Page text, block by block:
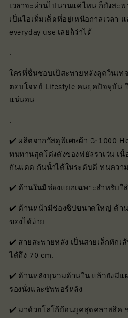
เวลาจะผ่านไปนานแค่ไหน ก็ยังสะ
เป็นไอเท็มเด็ดที่อยู่เหนือกาลเวลา
everyday use เลยก็ว่าได้
.
ใครที่ชื่นชอบเป้สะพายหลังลุควินเ
ตอบโจทย์ Lifestyle คนยุคปัจจุบัน
แน่นอน
.
✔️ ผลิตจากวัสดุพิเศษผ้า G-1000
ทนทานสุดโด่งดังของฟยัลราเว่น เ
กันแดด กันน้ำได้ในระดับดี ทนควา
✔️ ด้านในมีช่องแยกเฉพาะสำหรับใ
✔️ ด้านหน้ามีช่องซิปขนาดใหญ่ ด้าน
ของได้ง่าย
✔️ สายสะพายหลัง เป็นสายเล็กทักเ
ได้ถึง 70 cm.
✔️ ด้านหลังบุนวมด้านใน แล้วยังมีแผ่
รองนั่งและซัพพอร์หลัง
✔️ มาด้วยโลโก้ย้อนยุคสุดคลาสสิค